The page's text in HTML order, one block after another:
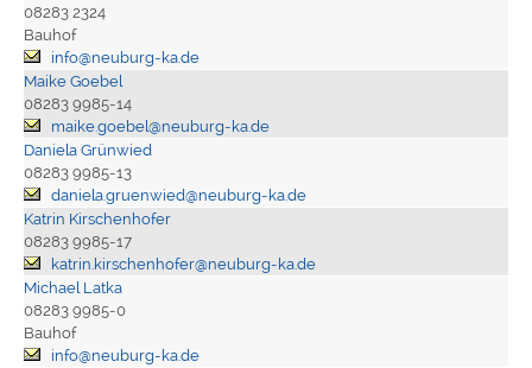
08283 2324
Bauhof
info@neuburg-ka.de
Maike Goebel
08283 9985-14
maike.goebel@neuburg-ka.de
Daniela Grünwied
08283 9985-13
daniela.gruenwied@neuburg-ka.de
Katrin Kirschenhofer
08283 9985-17
katrin.kirschenhofer@neuburg-ka.de
Michael Latka
08283 9985-0
Bauhof
info@neuburg-ka.de